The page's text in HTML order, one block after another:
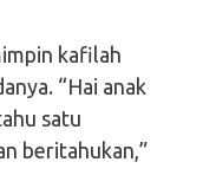
kafilah
“Hai anak
satu
beritahukan,”